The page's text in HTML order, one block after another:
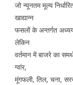
जो न्यूनतम मूल्य
खाद्यान्न
फसलों के अन्तर्गत
लेकिन
वर्तमान में बाजरे का
ग्वांर,
मूंगफली, तिल, चना,